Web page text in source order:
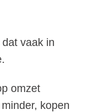
vaak in
omzet
kopen